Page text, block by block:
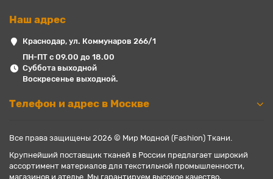
Наш адрес
Краснодар, ул. Коммунаров 266/1
ПН-ПТ с 09.00 до 18.00
Суббота выходной
Воскресенье выходной.
Телефон и адрес в Москве
Все права защищены 2026 © Мир Модной (Fashion) Ткани.
Крупнейший поставщик тканей в России предлагает широкий
ассортимент материалов для текстильной промышленности,
магазинов и ателье. Мы гарантируем высокое качество,